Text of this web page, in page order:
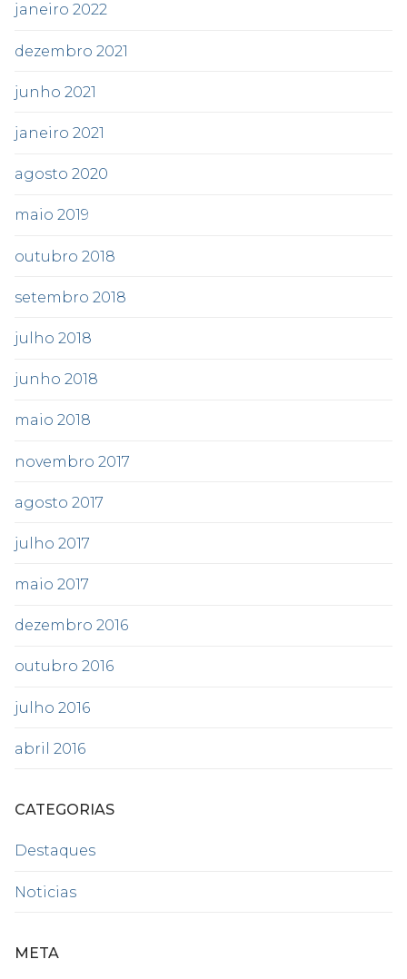
janeiro 2022
dezembro 2021
junho 2021
janeiro 2021
agosto 2020
maio 2019
outubro 2018
setembro 2018
julho 2018
junho 2018
maio 2018
novembro 2017
agosto 2017
julho 2017
maio 2017
dezembro 2016
outubro 2016
julho 2016
abril 2016
CATEGORIAS
Destaques
Noticias
META